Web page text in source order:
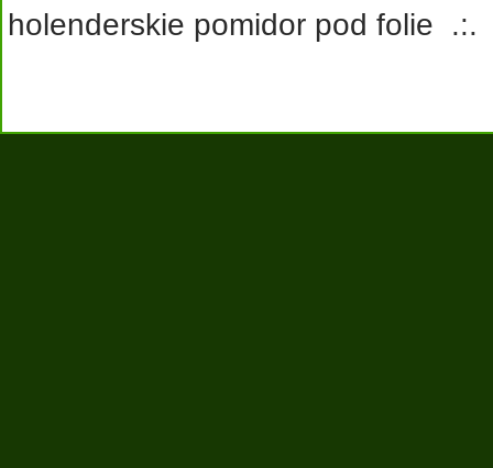
holenderskie pomidor pod folie